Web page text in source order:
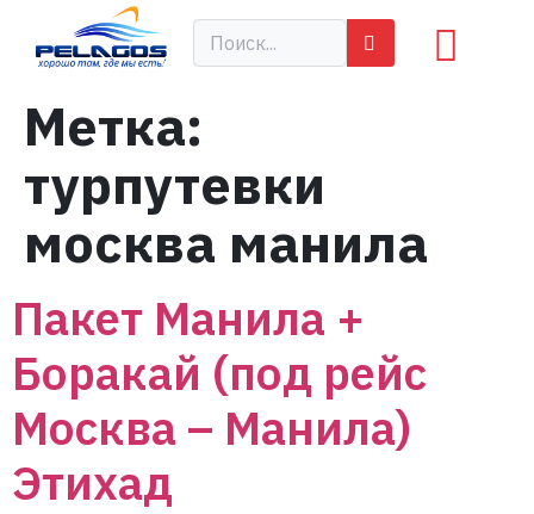
Метка:
турпутевки
москва манила
Пакет Манила +
Боракай (под рейс
Москва – Манила)
Этихад